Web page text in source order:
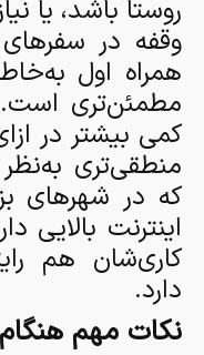
روستا باشد، یا
وقفه در
همراه اول
مطمئن‌تری است.
کمی بیشتر در
منطقی‌تری
که در شهرهای
اینترنت بالایی
کاری‌شان هم
دارد.
نکات مهم هنگام